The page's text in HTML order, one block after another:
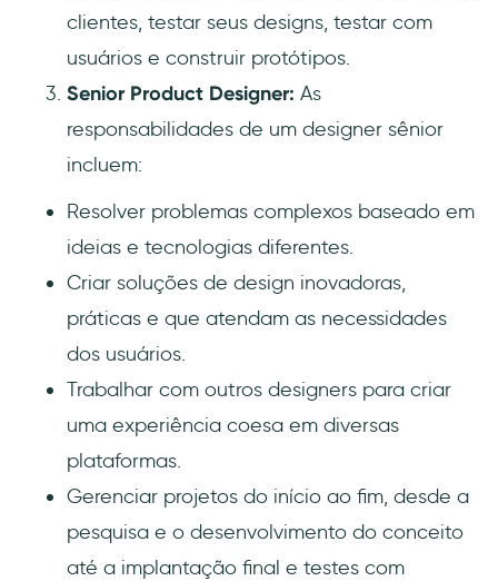
clientes, testar seus designs, testar com
usuários e construir protótipos.
Senior Product Designer: As
responsabilidades de um designer sênior
incluem:
Resolver problemas complexos baseado em
ideias e tecnologias diferentes.
Criar soluções de design inovadoras,
práticas e que atendam as necessidades
dos usuários.
Trabalhar com outros designers para criar
uma experiência coesa em diversas
plataformas.
Gerenciar projetos do início ao fim, desde a
pesquisa e o desenvolvimento do conceito
até a implantação final e testes com